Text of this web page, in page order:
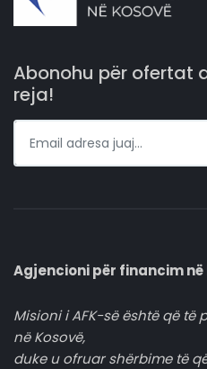
Abonohu për ofertat
reja!
Agjencioni për financim në
Misioni i AFK-së është që të
në Kosovë,
duke u ofruar shërbime të